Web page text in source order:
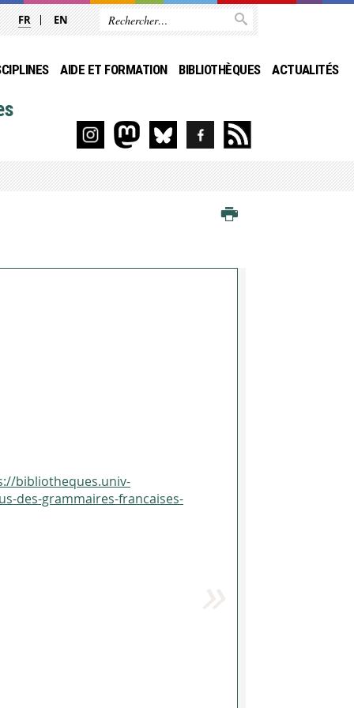
FR EN
AIDE ET FORMATION BIBLIOTHÈQUES ACTUALITÉS
bibliotheques.univ-
des-grammaires-francaises-